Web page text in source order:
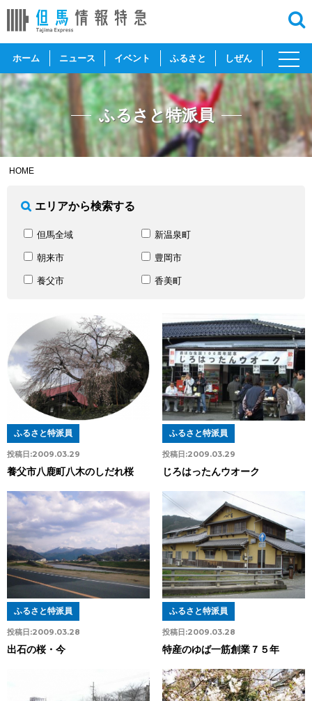
ホーム ニュース イベント ふるさと しぜん
toggle
ふるさと特派員
HOME
エリアから検索する
但馬全域 新温泉町
朝来市 豊岡市
養父市 香美町
投稿日:2009.03.29
ふるさと特派員
養父市八鹿町八木のしだれ桜
投稿日:2009.03.29
ふるさと特派員
じろはったんウオーク
投稿日:2009.03.28
ふるさと特派員
出石の桜・今
投稿日:2009.03.28
ふるさと特派員
特産のゆば一筋創業７５年